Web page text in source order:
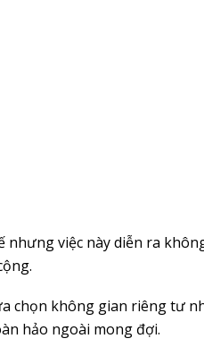
nhưng việc này diễn ra
chọn không gian riêng tư
hảo ngoài mong đợi.